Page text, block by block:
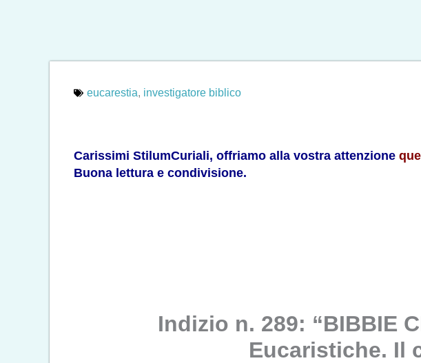
eucarestia, investigatore biblico
Carissimi StilumCuriali, offriamo alla vostra attenzione
Buona lettura e condivisione.
Indizio n. 289: “BIBBIE
Eucaristiche. Il